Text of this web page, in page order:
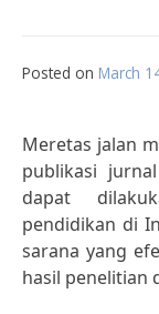
Posted on March
Meretas jalan
publikasi
dapat
pendidikan di
sarana yang
hasil penelitian